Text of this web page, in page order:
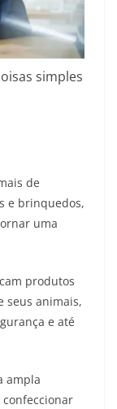
simples
de
e brinquedos,
uma
produtos
seus animais,
e até
ampla